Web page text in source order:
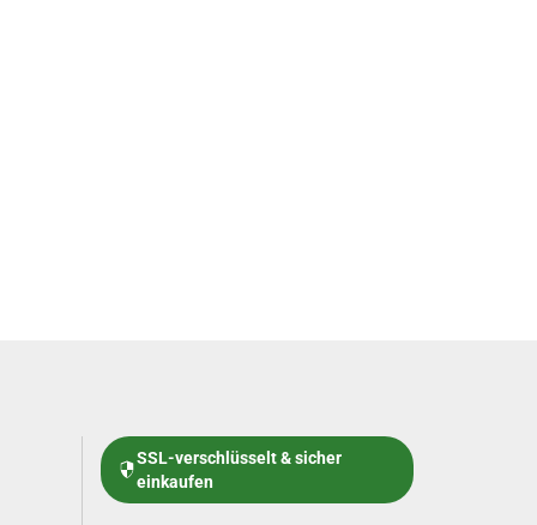
SSL-verschlüsselt & sicher
einkaufen